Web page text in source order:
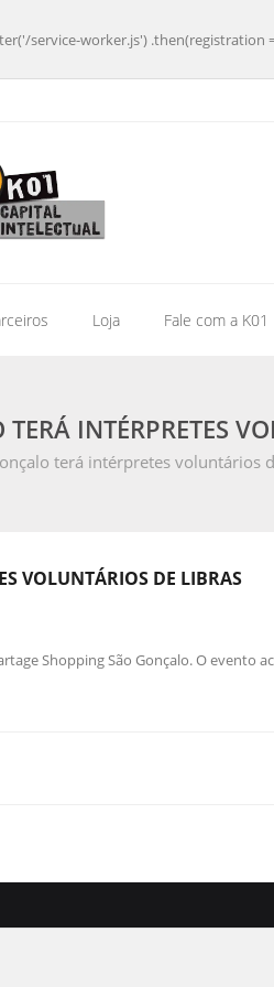
service-worker.js') .then(registration
Loja Fale com a K01
INTÉRPRETES
terá intérpretes voluntários
VOLUNTÁRIOS DE LIBRAS
Shopping São Gonçalo. O evento